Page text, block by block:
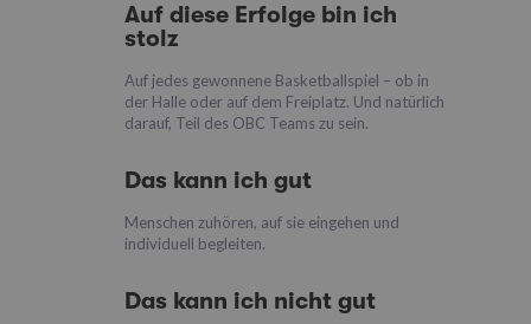
Auf diese Erfolge bin ich
stolz
Auf jedes gewonnene Basketballspiel – ob in
der Halle oder auf dem Freiplatz. Und natürlich
darauf, Teil des OBC Teams zu sein.
Das kann ich gut
Menschen zuhören, auf sie eingehen und
individuell begleiten.
Das kann ich nicht gut